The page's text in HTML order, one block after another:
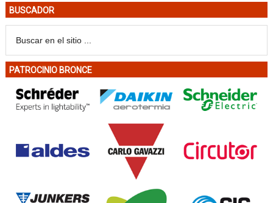
BUSCADOR
PATROCINIO BRONCE